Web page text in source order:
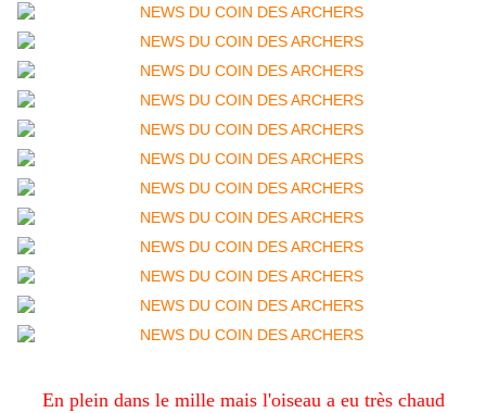
En plein dans le mille mais l'oiseau a eu très chaud